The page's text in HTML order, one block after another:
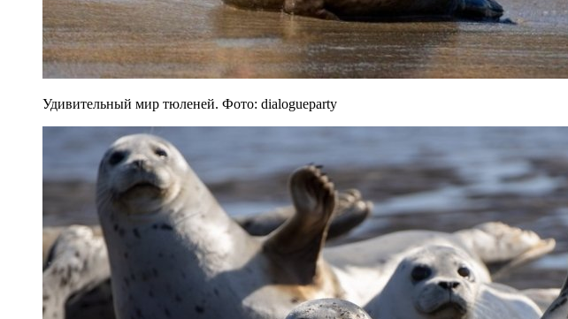
Удивительный мир тюленей. Фото: dialogueparty